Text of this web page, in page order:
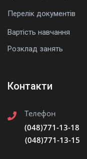
Перелік документів
Вартість навчання
Розклад занять
Контакти
Телефон
(048)771-13-18
(048)771-13-15